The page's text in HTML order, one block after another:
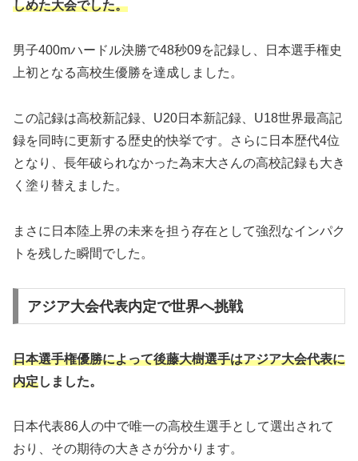
しめた大会でした。
男子400mハードル決勝で48秒09を記録し、日本選手権史
上初となる高校生優勝を達成しました。
この記録は高校新記録、U20日本新記録、U18世界最高記
録を同時に更新する歴史的快挙です。さらに日本歴代4位
となり、長年破られなかった為末大さんの高校記録も大き
く塗り替えました。
まさに日本陸上界の未来を担う存在として強烈なインパク
トを残した瞬間でした。
アジア大会代表内定で世界へ挑戦
日本選手権優勝によって後藤大樹選手はアジア大会代表に
内定しました。
日本代表86人の中で唯一の高校生選手として選出されて
おり、その期待の大きさが分かります。